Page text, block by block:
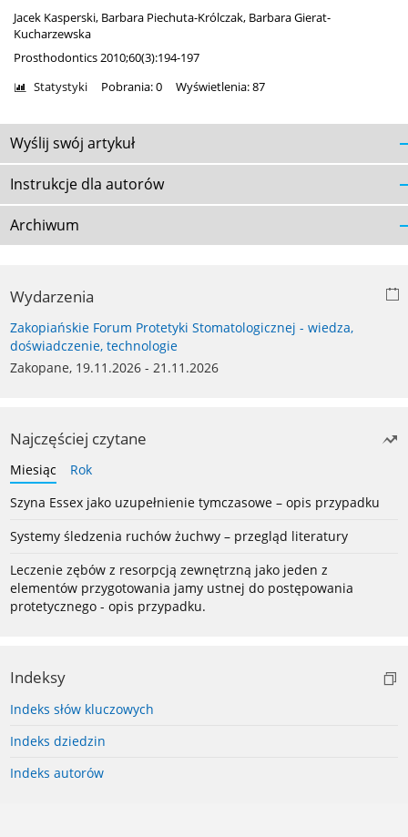
Jacek Kasperski, Barbara Piechuta-Królczak, Barbara Gierat-
Kucharzewska
Prosthodontics 2010;60(3):194-197
Statystyki Pobrania: 0 Wyświetlenia: 87
Wyślij swój artykuł
Instrukcje dla autorów
Archiwum
Wydarzenia
Zakopiańskie Forum Protetyki Stomatologicznej - wiedza,
doświadczenie, technologie
Zakopane, 19.11.2026 - 21.11.2026
Najczęściej czytane
Miesiąc
Rok
Szyna Essex jako uzupełnienie tymczasowe – opis przypadku
Systemy śledzenia ruchów żuchwy – przegląd literatury
Leczenie zębów z resorpcją zewnętrzną jako jeden z
elementów przygotowania jamy ustnej do postępowania
protetycznego - opis przypadku.
Indeksy
Indeks słów kluczowych
Indeks dziedzin
Indeks autorów